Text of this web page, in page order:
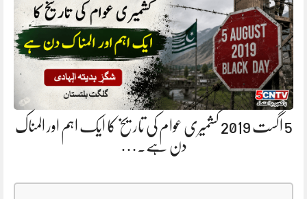
5 اگست 2019 کشمیری عوام کی تاریخ کا ایک اہم اور المناک
دن ہے.…